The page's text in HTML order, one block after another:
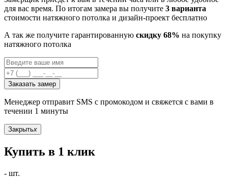
для вас время. По итогам замера вы получите 3 варианта
стоимости натяжного потолка и дизайн-проект бесплатно
А так же получите гарантированную скидку 68% на покупку
натяжного потолка
Заказать замер
Менеджер отправит SMS с промокодом и свяжется с вами в
течении 1 минуты
Закрытьx
Купить в 1 клик
- шт.